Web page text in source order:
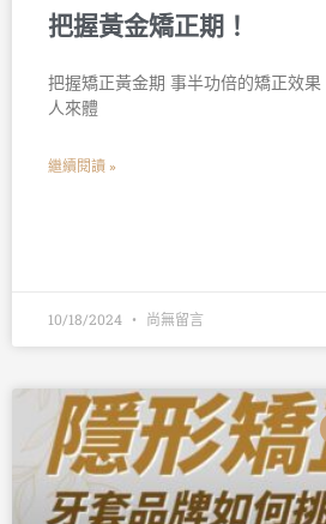
把握黃金矯正期！
把握矯正黃金期 事半功倍的矯正效果
人來體
繼續閱讀 »
10/18/2024 尚無留言